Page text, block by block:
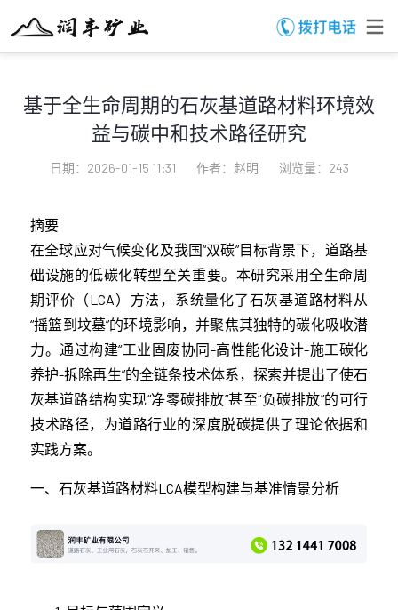
基于全生命周期的石灰基道路材料环境效
益与碳中和技术路径研究
日期：2026-01-15 11:31 作者：赵明 浏览量：243
摘要
在全球应对气候变化及我国“双碳”目标背景下，道路基
础设施的低碳化转型至关重要。本研究采用全生命周
期评价（LCA）方法，系统量化了石灰基道路材料从
“摇篮到坟墓”的环境影响，并聚焦其独特的碳化吸收潜
力。通过构建“工业固废协同-高性能化设计-施工碳化
养护-拆除再生”的全链条技术体系，探索并提出了使石
灰基道路结构实现“净零碳排放”甚至“负碳排放”的可行
技术路径，为道路行业的深度脱碳提供了理论依据和
实践方案。
一、石灰基道路材料LCA模型构建与基准情景分析